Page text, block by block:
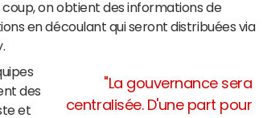
on obtient des informations de
en découlant qui seront distribuées via
"La gouvernance sera
centralisée. D'une part pour
des
et